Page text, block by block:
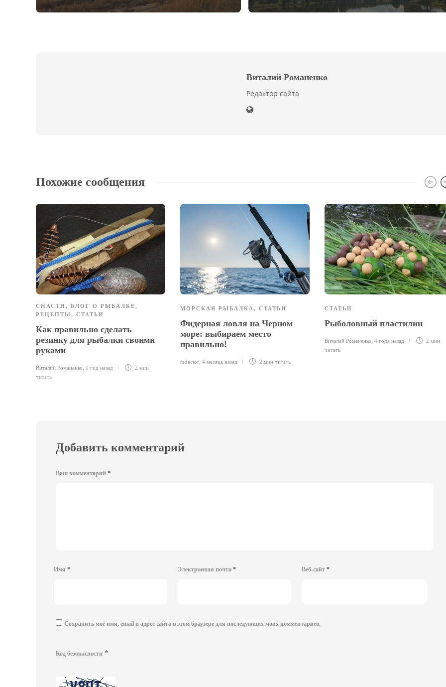
Виталий Романенко
Редактор сайта
Похожие сообщения
СНАСТИ , БЛОГ О РЫБАЛКЕ,
РЕЦЕПТЫ, СТАТЬИ
Как правильно сделать
резинку для рыбалки своими
руками
Виталий Романенко 1 год назад
2 мин
читать
МОРСКАЯ РЫБАЛКА , СТАТЬИ
Фидерная ловля на Черном
море: выбираем место
правильно!
redactor 4 месяца назад 2 мин читать
СТАТЬИ
Рыболовный пластилин
Виталий Романенко 4 года назад
2 мин
читать
Добавить комментарий
Ваш комментарий *
Имя * Электронная почта * Веб-сайт *
Сохранить моё имя, email и адрес сайта в этом браузере для последующих моих комментариев.
Код безопасности *